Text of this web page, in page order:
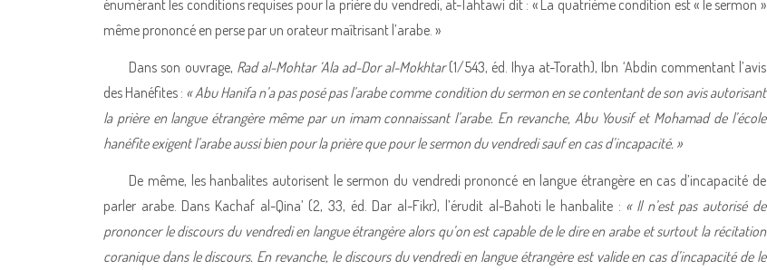
énumérant les conditions requises pour la prière du vendredi, at-Tahtawi dit : « La quatrième condition est « le sermon »
même prononcé en perse par un orateur maîtrisant l’arabe. »
Dans son ouvrage, Rad al-Mohtar ‘Ala ad-Dor al-Mokhtar(1/543, éd. Ihya at-Torath), Ibn ‘Abdin commentant l’avis
des Hanéfites : « Abu Hanifa n’a pas posé pas l’arabe comme condition du sermon en se contentant de son avis autorisant
la prière en langue étrangère même par un imam connaissant l’arabe. En revanche, Abu Yousif et Mohamad de l’école
hanéfite exigent l’arabe aussi bien pour la prière que pour le sermon du vendredi sauf en cas d’incapacité. »
De même, les hanbalites autorisent le sermon du vendredi prononcé en langue étrangère en cas d’incapacité de
parler arabe. Dans Kachaf al-Qina’ (2, 33, éd. Dar al-Fikr), l’érudit al-Bahoti le hanbalite : « Il n’est pas autorisé de
prononcer le discours du vendredi en langue étrangère alors qu’on est capable de le dire en arabe et surtout la récitation
coranique dans le discours. En revanche, le discours du vendredi en langue étrangère est valide en cas d’incapacité de le